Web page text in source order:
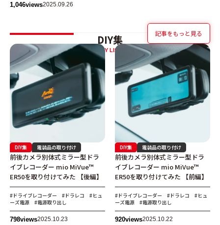
1,046views2025.09.26
DIY集
DIY LIST
記事をもっと見る
DIY集 電装品の取り付け
前後カメラ別体式ミラー型ドラ
イブレコーダー mio MiVue™
ER50を取り付けてみた 【後編】
#ドライブレコーダー #ドラレコ
#ヒュ
ーズ電源
#電源取り出し
798views2025.10.23
DIY集 電装品の取り付け
前後カメラ別体式ミラー型ドラ
イブレコーダー mio MiVue™
ER50を取り付けてみた 【前編】
#ドライブレコーダー #ドラレコ
#ヒュ
ーズ電源
#電源取り出し
920views2025.10.22